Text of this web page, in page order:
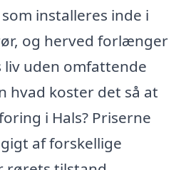
installeres inde i
og herved forlænger
uden omfattende
hvad koster det så at
i Hals? Priserne
af forskellige